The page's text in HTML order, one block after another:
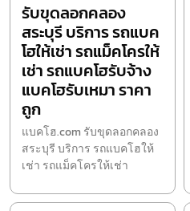
รับขุดลอกคลอง
สระบุรี บริการ รถแบค
โฮให้เช่า รถแม็คโครให้
เช่า รถแบคโฮรับจ้าง
แบคโฮรับเหมา ราคา
ถูก
แบคโฮ.com รับขุดลอกคลอง
สระบุรี บริการ รถแบคโฮให้
เช่า รถแม็คโครให้เช่า